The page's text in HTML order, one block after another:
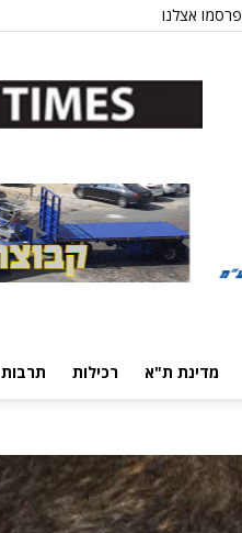
פרסמו אצלנו
מדינת ת"א רכילות תרבות